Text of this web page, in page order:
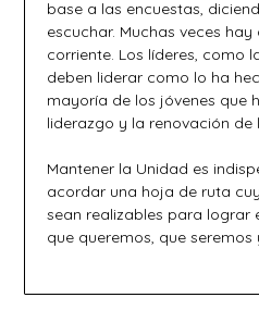
base a las encuestas,
escuchar. Muchas veces
corriente. Los líderes, como
deben liderar como lo ha
mayoría de los jóvenes que
liderazgo y la renovación de
Mantener la Unidad es
acordar una hoja de ruta
sean realizables para lograr
que queremos, que seremos